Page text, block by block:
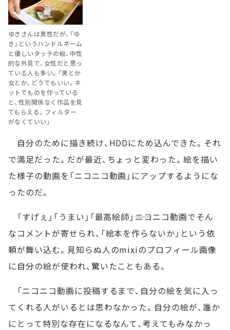
ゆきさんは男性だが、「ゆ
き」というハンドルネーム
と優しいタッチの絵、中性
的な外見で、女性だと思っ
ている人も多い。「男とか
女とか、どうでもいい。ネ
ットでものを作っている
と、性別関係なく作品を見
てもらえる。フィルター
がなくていい」
自分のために描き続け、HDDにため込んできた。それ
で満足だった。だが最近、ちょっと変わった。絵を描い
た様子の動画を「ニコニコ動画」にアップするようにな
ったのだ。
「すげぇ」「うまい」「最高絵師」――ニコニコ動画でそん
なコメントが寄せられ、「絵本を作らないか」という依
頼が舞い込む。見知らぬ人のmixiのプロフィール画像
に自分の絵が使われ、驚いたこともある。
「ニコニコ動画に投稿するまで、自分の絵を気に入っ
てくれる人がいるとは思わなかった。自分の絵が、誰か
にとって特別な存在になるなんて、考えてもみなかっ